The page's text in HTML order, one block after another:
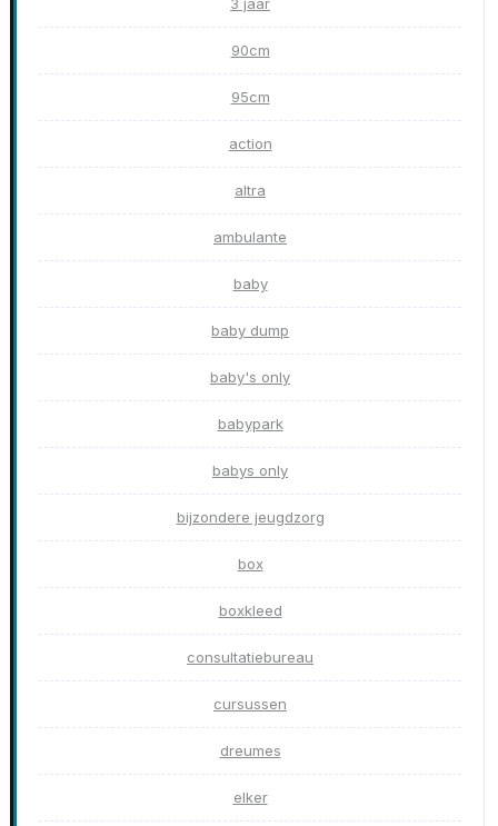
3 jaar
90cm
95cm
action
altra
ambulante
baby
baby dump
baby's only
babypark
babys only
bijzondere jeugdzorg
box
boxkleed
consultatiebureau
cursussen
dreumes
elker